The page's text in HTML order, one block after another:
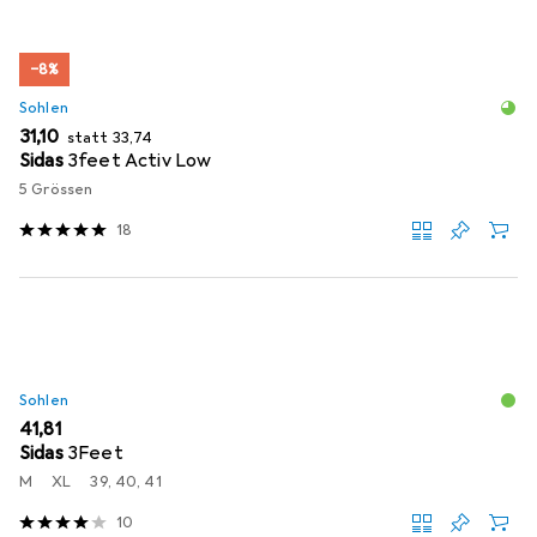
−8%
Sohlen
EUR
31,10 statt EUR
33,74
Sidas 3feet Activ Low
5 Grössen
18
Sohlen
EUR
41,81
Sidas 3Feet
M XL 39, 40, 41
10